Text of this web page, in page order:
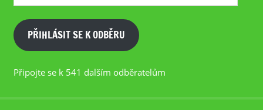
mailová
adresa
PŘIHLÁSIT SE K ODBĚRU
Připojte se k 541 dalším odběratelům